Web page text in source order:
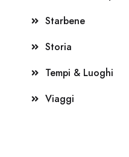
Starbene
Storia
Tempi & Luoghi
Viaggi